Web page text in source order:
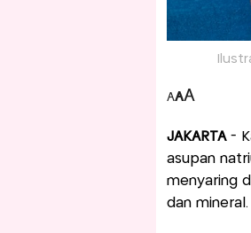
AAA
JAKARTA -
asupan
menyaring
dan mineral.